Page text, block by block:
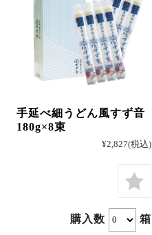
手延べ細うどん風すず音
180g×8束
¥2,827(税込)
購入数 箱